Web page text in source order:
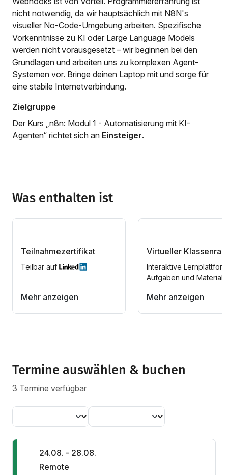
nicht notwendig, da wir hauptsächlich mit N8N's
visueller No-Code-Umgebung arbeiten. Spezifische
Vorkenntnisse zu KI oder Large Language Models
werden nicht vorausgesetzt – wir beginnen bei den
Grundlagen und arbeiten uns zu komplexen Agent-
Systemen vor. Bringe deinen Laptop mit und sorge für
eine stabile Internetverbindung.
Zielgruppe
Der Kurs „n8n: Modul 1 - Automatisierung mit KI-
Agenten“ richtet sich an Einsteiger.
Was enthalten ist
Teilnahmezertifikat
Teilbar auf
Mehr anzeigen
Virtueller
Interaktive
Aufgaben und
Mehr anzeigen
Termine auswählen & buchen
3 Termine verfügbar
24.08. - 28.08.
Remote